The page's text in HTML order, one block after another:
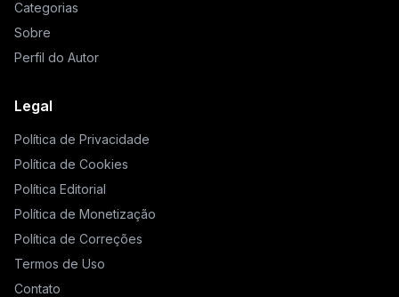
Categorias
Sobre
Perfil do Autor
Legal
Política de Privacidade
Política de Cookies
Política Editorial
Política de Monetização
Política de Correções
Termos de Uso
Contato